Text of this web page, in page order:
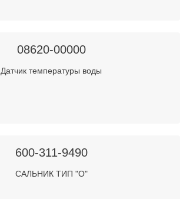
08620-00000
Датчик температуры воды
600-311-9490
САЛЬНИК ТИП "О"